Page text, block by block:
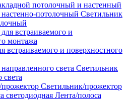
потолочный и настенный
Светильник
встраиваемого и поверхностного
Светильник
света
Светильник/прожектор
Лента/полоса